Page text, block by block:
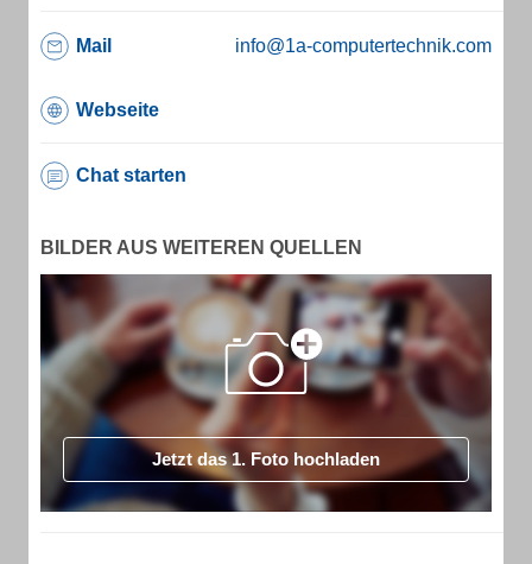
Mail info@1a-computertechnik.com
Webseite
Chat starten
BILDER AUS WEITEREN QUELLEN
Jetzt das 1. Foto hochladen